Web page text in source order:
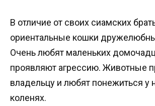
В отличие от своих сиамских
ориентальные кошки
Очень любят маленьких
проявляют агрессию. Животные
владельцу и любят понежиться у
коленях.